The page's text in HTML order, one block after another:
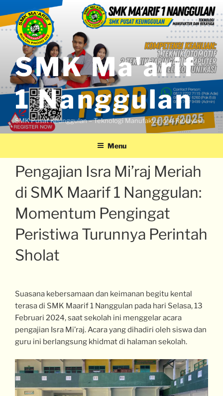
SMK Ma'arif
1 Nanggulan
SMK Pusat Keunggulan – Teknologi Manufaktur dan Rekayasa
Menu
Pengajian Isra Mi’raj Meriah
di SMK Maarif 1 Nanggulan:
Momentum Pengingat
Peristiwa Turunnya Perintah
Sholat
Suasana kebersamaan dan keimanan begitu kental
terasa di SMK Maarif 1 Nanggulan pada hari Selasa, 13
Februari 2024, saat sekolah ini menggelar acara
pengajian Isra Mi’raj. Acara yang dihadiri oleh siswa dan
guru ini berlangsung khidmat di halaman sekolah.